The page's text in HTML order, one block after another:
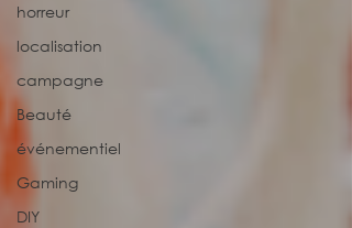
horreur
localisation
campagne
Beauté
événementiel
Gaming
DIY